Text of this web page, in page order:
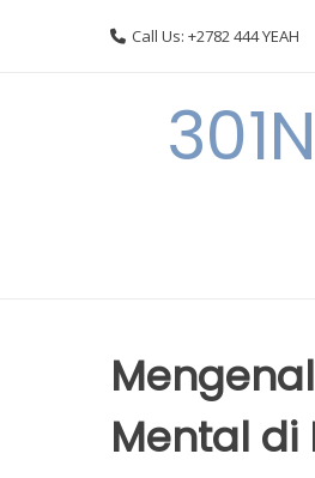
Call Us: +2782 444 YEAH
Mental di